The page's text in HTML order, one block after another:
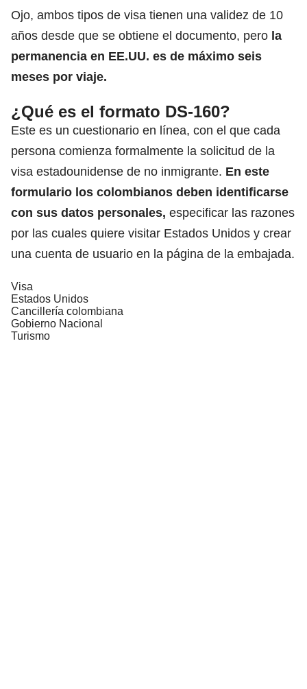
Ojo, ambos tipos de visa tienen una validez de 10
años desde que se obtiene el documento, pero la
permanencia en EE.UU. es de máximo seis
meses por viaje.
¿Qué es el formato DS-160?
Este es un cuestionario en línea, con el que cada
persona comienza formalmente la solicitud de la
visa estadounidense de no inmigrante. En este
formulario los colombianos deben identificarse
con sus datos personales, especificar las razones
por las cuales quiere visitar Estados Unidos y crear
una cuenta de usuario en la página de la embajada.
Visa
Estados Unidos
Cancillería colombiana
Gobierno Nacional
Turismo